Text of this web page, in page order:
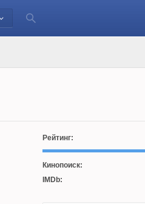
Рейтинг:
Кинопоиск:
IMDb: